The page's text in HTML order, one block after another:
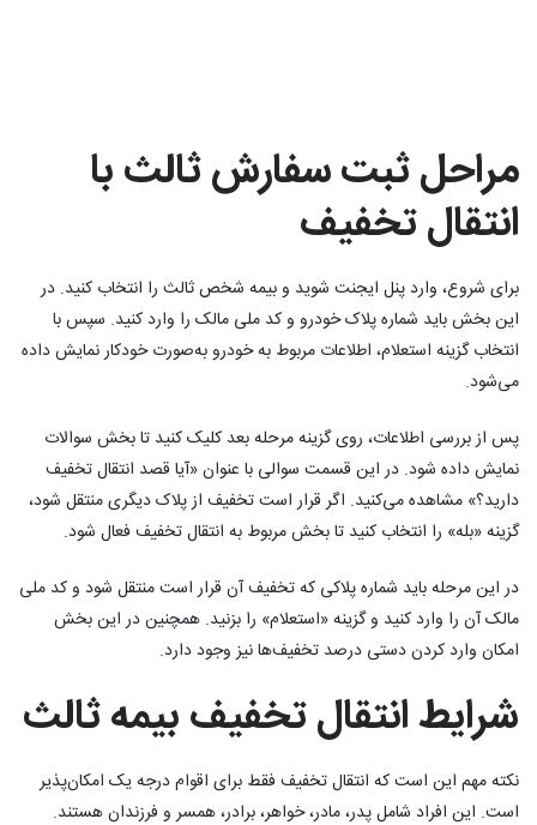
مراحل ثبت سفارش ثالث با
انتقال تخفیف
برای شروع، وارد پنل ایجنت شوید و بیمه شخص ثالث را انتخاب کنید. در
این بخش باید شماره پلاک خودرو و کد ملی مالک را وارد کنید. سپس با
انتخاب گزینه استعلام، اطلاعات مربوط به خودرو به‌صورت خودکار نمایش داده
می‌شود.
پس از بررسی اطلاعات، روی گزینه مرحله بعد کلیک کنید تا بخش سوالات
نمایش داده شود. در این قسمت سوالی با عنوان «آیا قصد انتقال تخفیف
دارید؟» مشاهده می‌کنید. اگر قرار است تخفیف از پلاک دیگری منتقل شود،
گزینه «بله» را انتخاب کنید تا بخش مربوط به انتقال تخفیف فعال شود.
در این مرحله باید شماره پلاکی که تخفیف آن قرار است منتقل شود و کد ملی
مالک آن را وارد کنید و گزینه «استعلام» را بزنید. همچنین در این بخش
امکان وارد کردن دستی درصد تخفیف‌ها نیز وجود دارد.
شرایط انتقال تخفیف بیمه ثالث
نکته مهم این است که انتقال تخفیف فقط برای اقوام درجه یک امکان‌پذیر
است. این افراد شامل پدر، مادر، خواهر، برادر، همسر و فرزندان هستند.